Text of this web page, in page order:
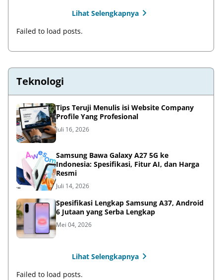
Lihat Selengkapnya
Failed to load posts.
Teknologi
Tips Teruji Menulis isi Website Company
Profile Yang Profesional
Juli 16, 2026
Samsung Bawa Galaxy A27 5G ke
Indonesia: Spesifikasi, Fitur AI, dan Harga
Resmi
Juli 14, 2026
Spesifikasi Lengkap Samsung A37, Android
6 Jutaan yang Serba Lengkap
Mei 04, 2026
Lihat Selengkapnya
Failed to load posts.